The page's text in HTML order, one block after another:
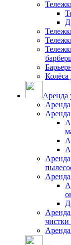
Колёса
Аренда
чистки